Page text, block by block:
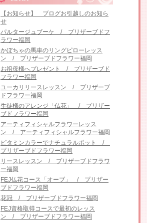
【お知らせ】 ブログお引越しのお知ら
せ
パルタージュブーケ / プリザーブドフ
ラワー福岡
かぼちゃの馬車のリングピローレッス
ン / プリザーブドフラワー福岡
お祖母様へプレゼント / プリザーブド
フラワー福岡
ユーカリリースレッスン / プリザーブ
ドフラワー福岡
生徒様のアレンジ「仏花」 / プリザー
ブドフラワー福岡
アーティフィシャルフラワーレッス
ン / アーティフィシャルフラワー福岡
ビタミンカラーでナチュラルポット /
プリザーブドフラワー福岡
リースレッスン / プリザーブドフラワ
ー福岡
FEJ仏花コース「オーブ」 / プリザー
ブドフラワー福岡
花冠 / プリザーブドフラワー福岡
FEJ資格取得コースで最初のレッス
ン / プリザーブドフラワー福岡